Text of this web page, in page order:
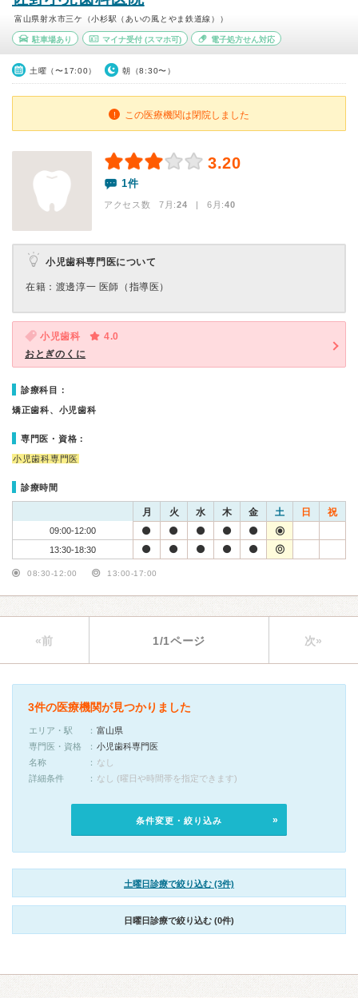
富山県射水市三ケ（小杉駅（あいの風とやま鉄道線））
駐車場あり マイナ受付(スマホ可) 電子処方せん対応
土曜（〜17:00） 朝（8:30〜）
この医療機関は閉院しました
3.20
1件
アクセス数 7月:24 | 6月:40
小児歯科専門医について
在籍：渡邊淳一 医師（指導医）
小児歯科
4.0
おとぎのくに
診療科目：
矯正歯科、小児歯科
専門医・資格：
小児歯科専門医
診療時間
月 火 水 木 金 土 日 祝
09:00-12:00
13:30-18:30
08:30-12:00 13:00-17:00
«前 1/1ページ 次»
3件の医療機関が見つかりました
エリア・駅
富山県
専門医・資格
小児歯科専門医
名称
なし
詳細条件
なし (曜日や時間帯を指定できます)
条件変更・絞り込み
土曜日診療で絞り込む (3件)
日曜日診療で絞り込む (0件)